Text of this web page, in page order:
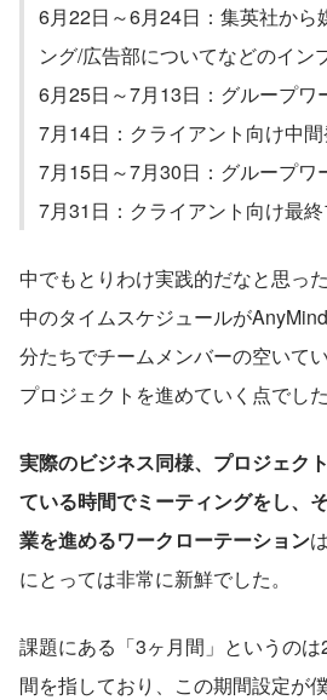
6月22日～6月24日：集英社から
ング/広告部についてなどのイン
6月25日～7月13日：グループワ
7月14日：クライアント向け中
7月15日～7月30日：グループワ
7月31日：クライアント向け最
中でもとりわけ実践的だなと思っ
中のタイムスケジュールが
分たちでチームメンバーの空いて
プロジェクトを進めていく点でした
実際のビジネス同様、プロジェク
ている時間でミーティングをし、
業を進めるワークローテーション
にとっては非常に新鮮でした。
課題にある「3ヶ月間」というの
間を指しており、この期間設定が